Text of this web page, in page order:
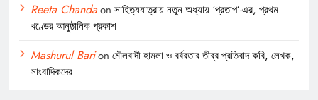
Reeta Chandaon সাহিত্যযাত্রায় নতুন অধ্যায় ‘প্রতাপ’-এর, প্রথম
খণ্ডের আনুষ্ঠানিক প্রকাশ
Mashurul Barion মৌলবাদী হামলা ও বর্বরতার তীব্র প্রতিবাদ কবি, লেখক,
সাংবাদিকদের